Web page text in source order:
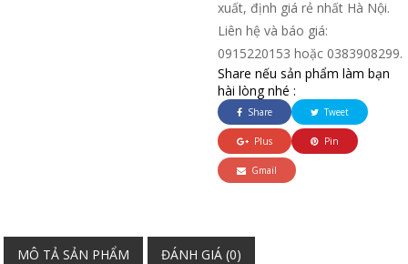
xuất, định giá rẻ nhất Hà Nội.
Liên hệ và báo giá:
0915220153 hoặc 0383908299.
Share nếu sản phẩm làm bạn
hài lòng nhé :
Share Tweet
Plus Pin
Gmail
MÔ TẢ SẢN PHẨM ĐÁNH GIÁ (0)